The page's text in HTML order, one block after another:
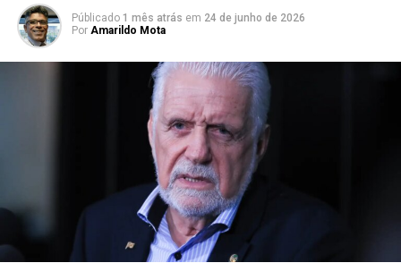
Públicado 1 mês atrás em 24 de junho de 2026
Por Amarildo Mota